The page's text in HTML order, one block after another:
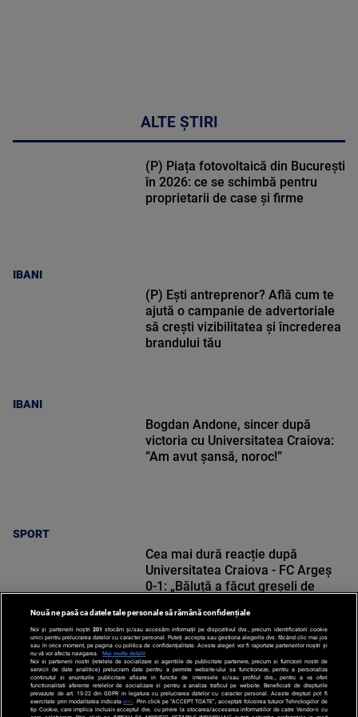
ALTE ȘTIRI
IBANI
(P) Piața fotovoltaică din București
în 2026: ce se schimbă pentru
proprietarii de case și firme
IBANI
(P) Ești antreprenor? Află cum te
ajută o campanie de advertoriale
să crești vizibilitatea și încrederea
brandului tău
SPORT
Bogdan Andone, sincer după
victoria cu Universitatea Craiova:
”Am avut șansă, noroc!”
SPORT
Cea mai dură reacție după
Universitatea Craiova - FC Argeș
0-1: „Băluță a făcut greșeli de
Nouă ne pasă ca datele tale personale să rămână confidențiale
Noi și partenerii noștri 201 stocăm și/sau accesăm informații pe dispozitivul dvs., precum identificatorii cookie
unici pentru prelucrarea datelor cu caracter personal. Puteți accepta sau gestiona alegerile dvs. făcând clic mai jos
sau în orice moment, pe pagina cu politica de confidențialitate. Aceste alegeri vor fi raportate partenerilor noștri și
nu vă vor afecta navigarea.
Mai multe detalii
Noi si partenerii nostri (retelele de socializare si agentiile de publicitate partenere, precum si furnizorii nostri de
servicii de date analitice) prelucram date pentru a permite website-ului sa functioneze, pentru a personaliza
continutul si anunturile publicitare afisate in functie de interesele si/sau profilul dvs., pentru a va oferi
functionalitati aferente retelelor de socializare si pentru a analiza traficul pe website. Beneficiati de drepturile
prevazute de art. 15-22 din GDPR in legatura cu prelucrarea datelor cu caracter personal. Aceste drepturi pot fi
exercitate prin modalitatea indicataaici . Prin click pe “ACCEPT TOATE”, acceptati folosirea tuturor Tehnologiilor de
tip Cookie, care implica inclusiv acceptul dvs. cu privire la stocarea/accesarea informatiilor de catre Vendor-ii cu